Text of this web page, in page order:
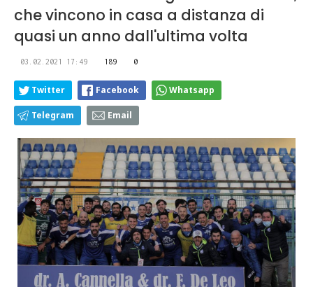
che vincono in casa a distanza di
quasi un anno dall'ultima volta
03.02.2021 17:49 189 0
Twitter Facebook Whatsapp
Telegram Email